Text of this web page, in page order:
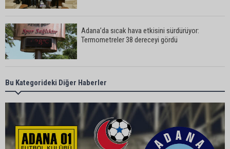
Adana’da sıcak hava etkisini sürdürüyor:
Termometreler 38 dereceyi gördü
Yüreğir’de başkan vekilliği seçimi yeniden yargıya
taşındı
Adanalı sanatçıdan üzücü haber: Konserlerine
ara verdi
Bu Kategorideki Diğer Haberler